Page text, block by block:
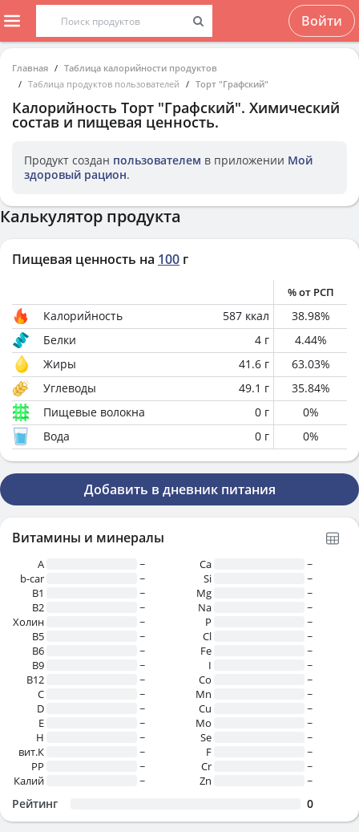
Войти
Главная
Таблица калорийности продуктов
Таблица продуктов пользователей
Торт "Графский"
Калорийность Торт "Графский". Химический
состав и пищевая ценность.
Продукт создан пользователем в приложении Мой
здоровый рацион.
Калькулятор продукта
Пищевая ценность на 100 г
% от РСП
Калорийность 587 ккал 38.98%
Белки
4 г 4.44%
Жиры
41.6 г 63.03%
Углеводы
49.1 г 35.84%
Пищевые волокна
0 г 0%
Вода
0 г 0%
Добавить в дневник питания
Витамины и минералы
A
~
b-car
~
В1
~
B2
~
Холин
~
B5
~
B6
~
B9
~
B12
~
C
~
D
~
E
~
H
~
вит.К
~
PP
~
Калий
~
Ca
~
Si
~
Mg
~
Na
~
P
~
Cl
~
Fe
~
I
~
Co
~
Mn
~
Cu
~
Mo
~
Se
~
F
~
Cr
~
Zn
~
Рейтинг 0